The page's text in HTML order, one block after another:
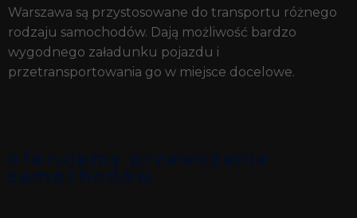
Warszawa są przystosowane do transportu różnego
rodzaju samochodów. Dają możliwość bardzo
wygodnego załadunku pojazdu i
przetransportowania go w miejsce docelowe.
oferujemy przewożenie
samochodów